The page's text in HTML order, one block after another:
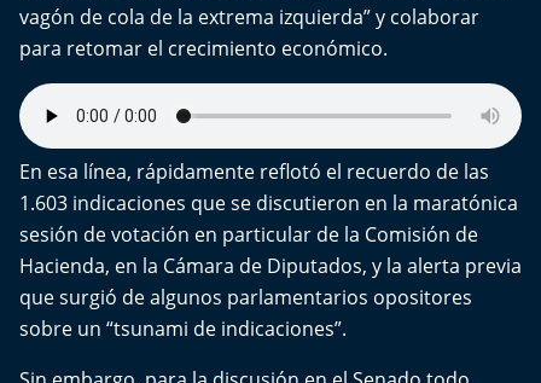
vagón de cola de la extrema izquierda” y colaborar
para retomar el crecimiento económico.
En esa línea, rápidamente reflotó el recuerdo de las
1.603 indicaciones que se discutieron en la maratónica
sesión de votación en particular de la Comisión de
Hacienda, en la Cámara de Diputados, y la alerta previa
que surgió de algunos parlamentarios opositores
sobre un “tsunami de indicaciones”.